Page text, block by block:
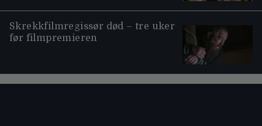
Skrekkfilmregissør død – tre uker
før filmpremieren